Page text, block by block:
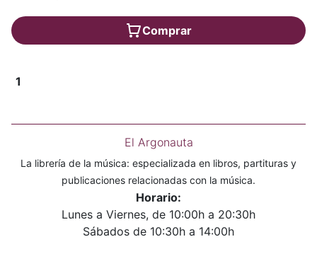
Comprar
1
El Argonauta
La librería de la música: especializada en libros, partituras y
publicaciones relacionadas con la música.
Horario:
Lunes a Viernes, de 10:00h a 20:30h
Sábados de 10:30h a 14:00h